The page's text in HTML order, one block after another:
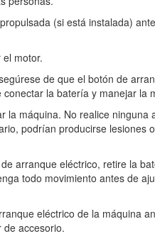
(si está instalada)
motor.
de que el botón de
la batería y manejar la
la máquina. No realice ninguna
podrían producirse lesiones
arranque eléctrico, retire la
todo movimiento antes de
eléctrico de la máquina
accesorio.
cuchilla y el conjunto de la
puede aumentar el
240 V, puede producirse un
otros tipos de conexión,
porque podrían
en contacto con un
Toro. Un cargador